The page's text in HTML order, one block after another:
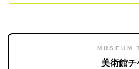
MUSEUM
美術館チ